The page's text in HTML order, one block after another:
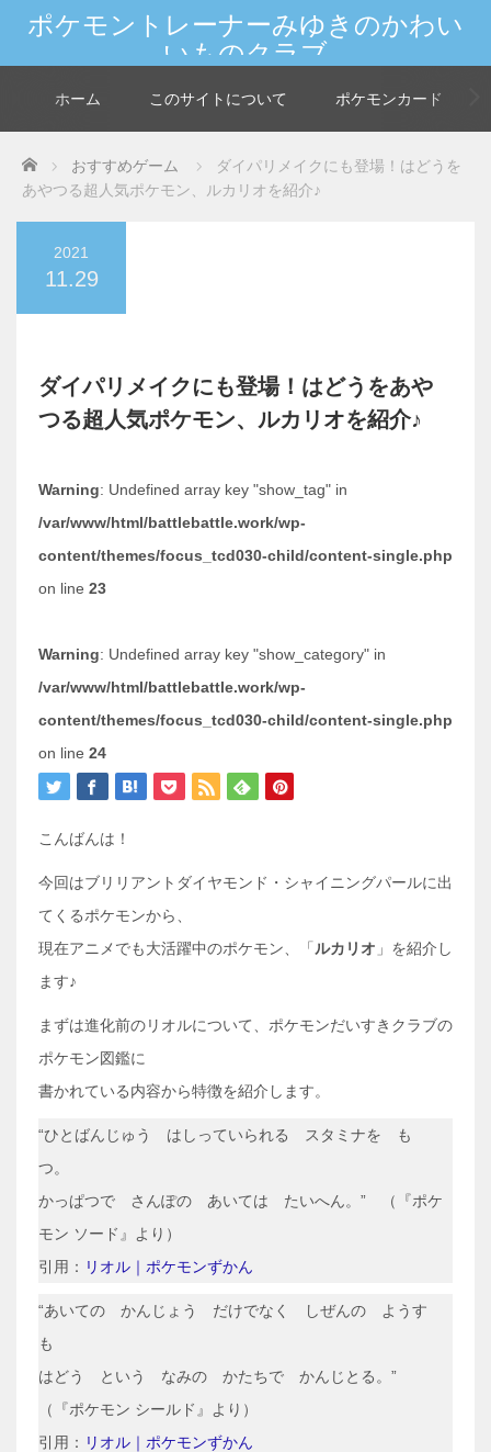
ポケモントレーナーみゆきのかわい
いものクラブ
ホーム このサイトについて ポケモンカード
Home おすすめゲーム
ダイパリメイクにも登場！はどうを
あやつる超人気ポケモン、ルカリオを紹介♪
2021
11.29
ダイパリメイクにも登場！はどうをあや
つる超人気ポケモン、ルカリオを紹介♪
Warning: Undefined array key "show_tag" in
/var/www/html/battlebattle.work/wp-
content/themes/focus_tcd030-child/content-single.php
on line 23
Warning: Undefined array key "show_category" in
/var/www/html/battlebattle.work/wp-
content/themes/focus_tcd030-child/content-single.php
on line 24
こんばんは！
今回はブリリアントダイヤモンド・シャイニングパールに出
てくるポケモンから、
現在アニメでも大活躍中のポケモン、「 ルカリオ 」を紹介し
ます♪
まずは進化前のリオルについて、ポケモンだいすきクラブの
ポケモン図鑑に
書かれている内容から特徴を紹介します。
“ひとばんじゅう はしっていられる スタミナを も
つ。
かっぱつで さんぽの あいては たいへん。” （『ポケ
モン ソード』より）
引用： リオル｜ポケモンずかん
“あいての かんじょう だけでなく しぜんの ようす
も
はどう という なみの かたちで かんじとる。”
（『ポケモン シールド』より）
引用： リオル｜ポケモンずかん